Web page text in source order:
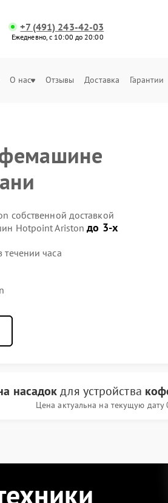
+7 (491) 243-42-03
Ежедневно, с 10:00 до 20:00
О нас Отзывы Доставка Гарантии
собственной доставкой
Hotpoint Aristonдо 3-х
часа
насадокдля устройства
Цена актуальна на текущую дату